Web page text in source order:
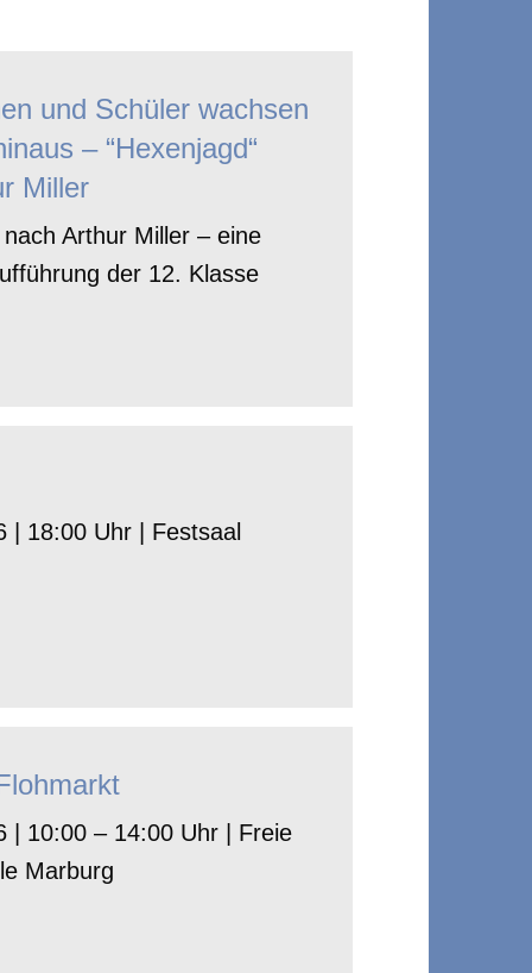
und Schüler wachsen
– “Hexenjagd“
Miller
nach Arthur Miller – eine
der 12. Klasse
| 18:00 Uhr | Festsaal
| 10:00 – 14:00 Uhr | Freie
Marburg